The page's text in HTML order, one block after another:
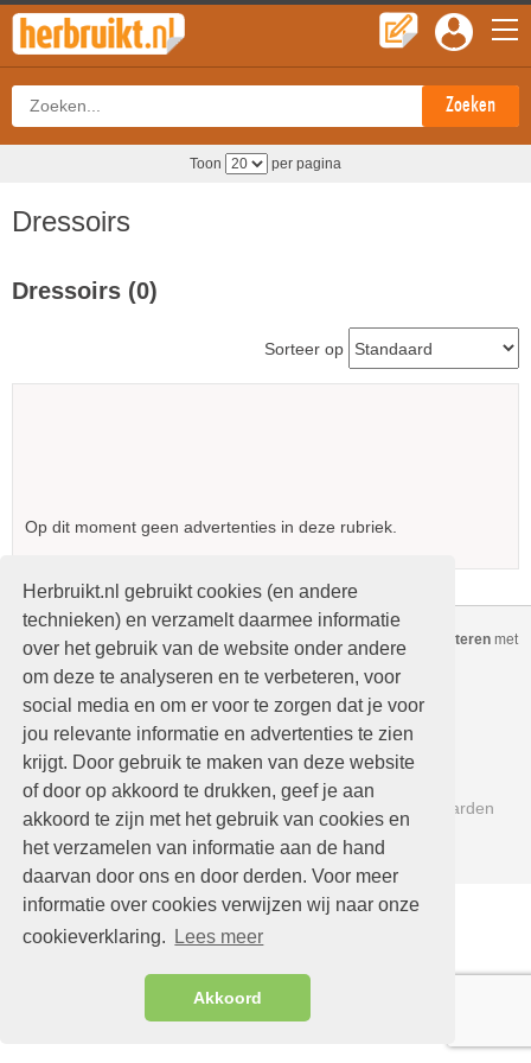
Herbruikt.nl gebruikt cookies (en andere
technieken) en verzamelt daarmee informatie
over het gebruik van de website onder andere
om deze te analyseren en te verbeteren, voor
social media en om er voor te zorgen dat je voor
jou relevante informatie en advertenties te zien
krijgt. Door gebruik te maken van deze website
of door op akkoord te drukken, geef je aan
akkoord te zijn met het gebruik van cookies en
het verzamelen van informatie aan de hand
daarvan door ons en door derden. Voor meer
informatie over cookies verwijzen wij naar onze
cookieverklaring.
Lees meer
Akkoord
Toon per pagina
Dressoirs
Dressoirs (0)
Sorteer op
Op dit moment geen advertenties in deze rubriek.
Copyright © Herbruikt.nl Alle rechten voorbehouden Gratis adverteren met
nieuwe oftweedehands spullen
Home
Verkopen
Mijn advertenties
Nieuwe advertenties
Help
Contact
Beleidsregels en Voorwaarden
Links